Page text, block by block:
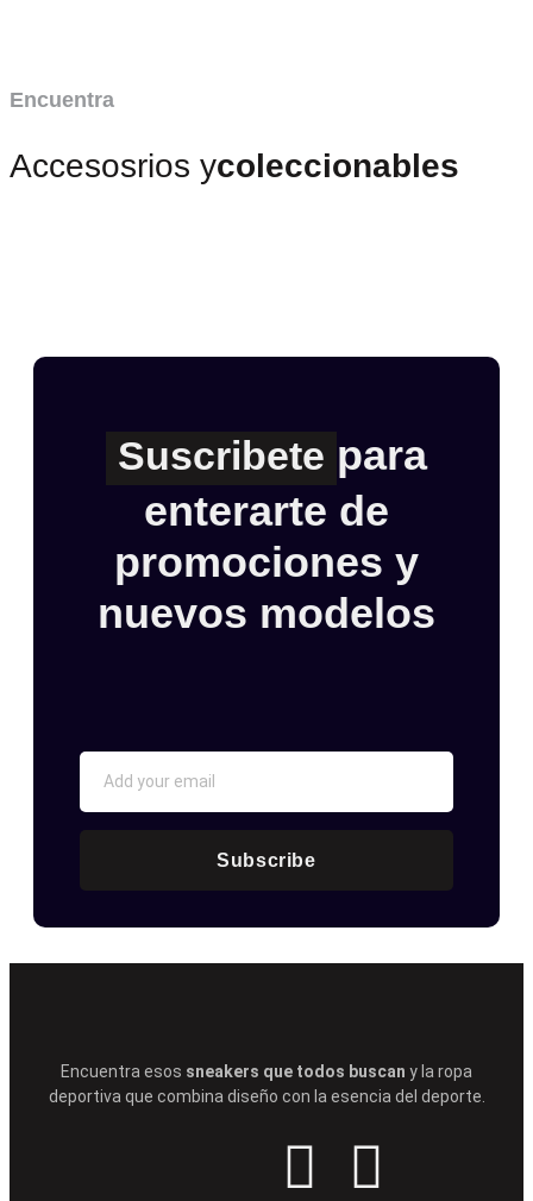
Encuentra
Accesosrios ycoleccionables
Suscribete para
enterarte de
promociones y
nuevos modelos
Subscribe
Encuentra esos sneakers que todos buscan y la ropa
deportiva que combina diseño con la esencia del deporte.